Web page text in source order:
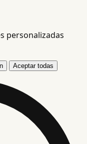
personalizadas
Aceptar todas